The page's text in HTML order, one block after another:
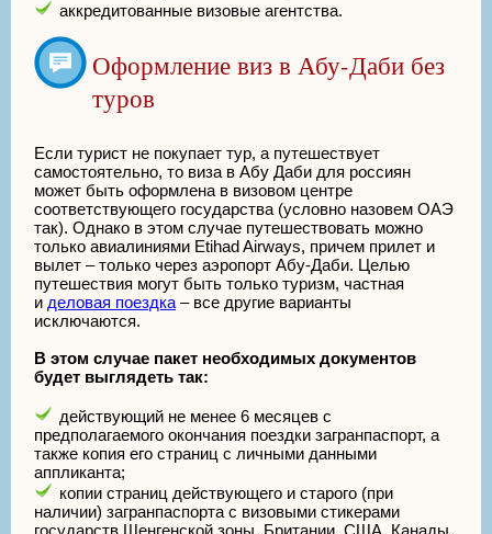
аккредитованные визовые агентства.
Оформление виз в Абу-Даби без
туров
Если турист не покупает тур, а путешествует
самостоятельно, то виза в Абу Даби для россиян
может быть оформлена в визовом центре
соответствующего государства (условно назовем ОАЭ
так). Однако в этом случае путешествовать можно
только авиалиниями Etihad Airways, причем прилет и
вылет – только через аэропорт Абу-Даби. Целью
путешествия могут быть только туризм, частная
и деловая поездка – все другие варианты
исключаются.
В этом случае пакет необходимых документов
будет выглядеть так:
действующий не менее 6 месяцев с
предполагаемого окончания поездки загранпаспорт, а
также копия его страниц с личными данными
аппликанта;
копии страниц действующего и старого (при
наличии) загранпаспорта с визовыми стикерами
государств Шенгенской зоны, Британии, США, Канады,